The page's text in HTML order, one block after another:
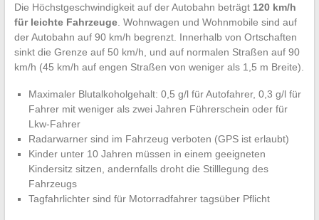
Die Höchstgeschwindigkeit auf der Autobahn beträgt 120 km/h
für leichte Fahrzeuge. Wohnwagen und Wohnmobile sind auf
der Autobahn auf 90 km/h begrenzt. Innerhalb von Ortschaften
sinkt die Grenze auf 50 km/h, und auf normalen Straßen auf 90
km/h (45 km/h auf engen Straßen von weniger als 1,5 m Breite).
Maximaler Blutalkoholgehalt: 0,5 g/l für Autofahrer, 0,3 g/l für
Fahrer mit weniger als zwei Jahren Führerschein oder für
Lkw-Fahrer
Radarwarner sind im Fahrzeug verboten (GPS ist erlaubt)
Kinder unter 10 Jahren müssen in einem geeigneten
Kindersitz sitzen, andernfalls droht die Stilllegung des
Fahrzeugs
Tagfahrlichter sind für Motorradfahrer tagsüber Pflicht